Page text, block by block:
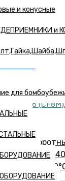
и конусные
и
для
ВЫ